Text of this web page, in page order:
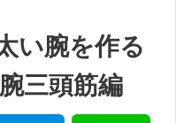
い腕を作る
三頭筋編